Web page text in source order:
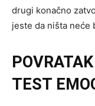
drugi konačno
jeste da ništa neće
TEST